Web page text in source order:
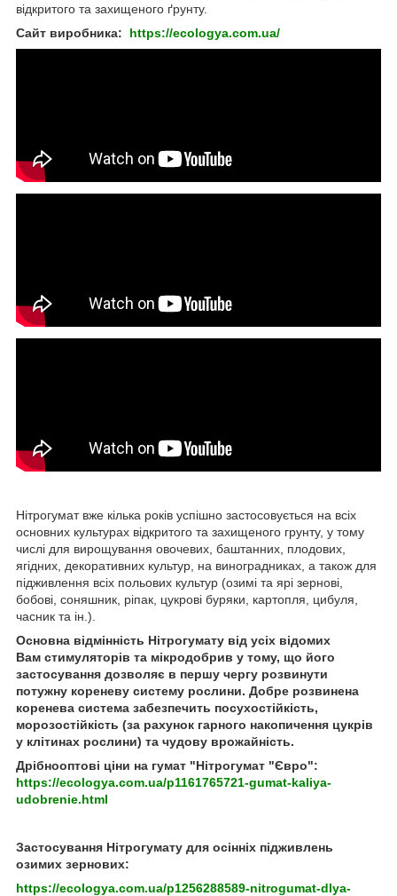
відкритого та захищеного ґрунту.
Сайт виробника: https://ecologya.com.ua/
Нітрогумат вже кілька років успішно застосовується на всіх
основних культурах відкритого та захищеного грунту, у тому
числі для вирощування овочевих, баштанних, плодових,
ягідних, декоративних культур, на виноградниках, а також для
підживлення всіх польових культур (озимі та ярі зернові,
бобові, соняшник, ріпак, цукрові буряки, картопля, цибуля,
часник та ін.).
Основна відмінність Нітрогумату від усіх відомих
Вам стимуляторів та мікродобрив у тому, що його
застосування дозволяє в першу чергу розвинути
потужну кореневу систему рослини. Добре розвинена
коренева система забезпечить посухостійкість,
морозостійкість (за рахунок гарного накопичення цукрів
у клітинах рослини) та чудову врожайність.
Дрібнооптові ціни на гумат "Нітрогумат "Євро":
https://ecologya.com.ua/p1161765721-gumat-kaliya-
udobrenie.html
Застосування Нітрогумату для осінніх підживлень
озимих зернових:
https://ecologya.com.ua/p1256288589-nitrogumat-dlya-